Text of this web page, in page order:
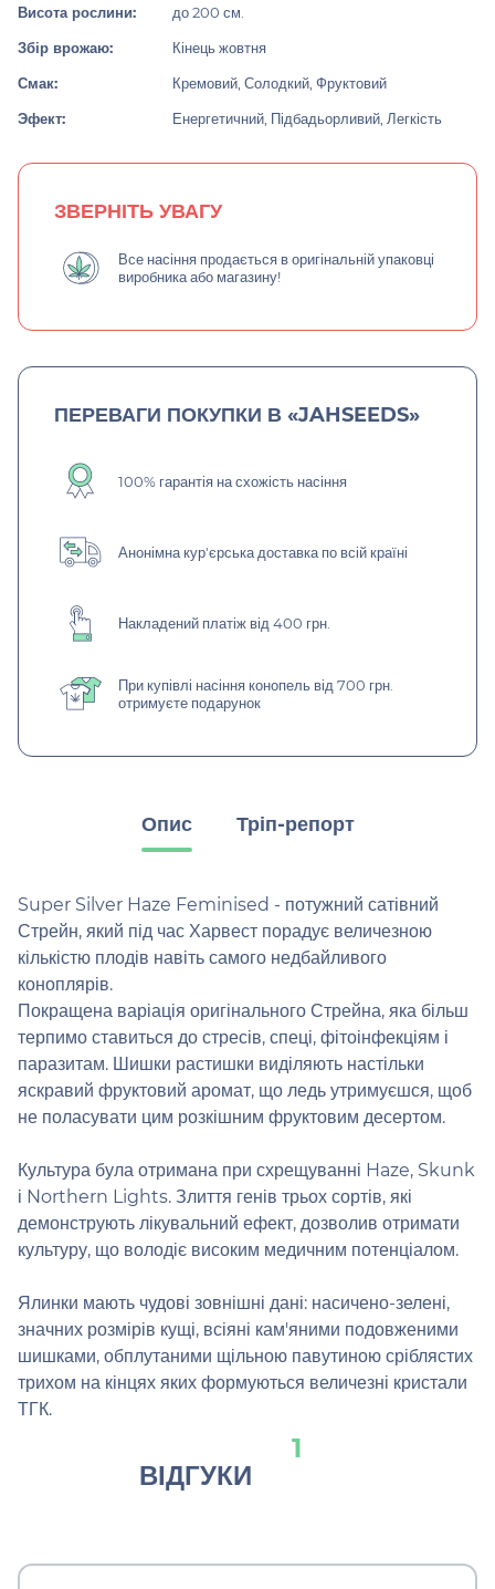
Висота рослини:
до 200 см.
Збір врожаю:
Кінець жовтня
Смак:
Кремовий, Солодкий, Фруктовий
Эфект:
Енергетичний, Підбадьорливий, Легкість
ЗВЕРНІТЬ УВАГУ
Все насіння продається в оригінальній упаковці
виробника або магазину!
ПЕРЕВАГИ ПОКУПКИ В «JAHSEEDS»
100% гарантія на схожість насіння
Анонімна кур'єрська доставка по всій країні
Накладений платіж від 400 грн.
При купівлі насіння конопель від 700 грн.
отримуєте подарунок
Опис Тріп-репорт
Super Silver Haze Feminised - потужний сатівний
Стрейн, який під час Харвест порадує величезною
кількістю плодів навіть самого недбайливого
коноплярів.
Покращена варіація оригінального Стрейна, яка більш
терпимо ставиться до стресів, спеці, фітоінфекціям і
паразитам. Шишки растишки виділяють настільки
яскравий фруктовий аромат, що ледь утримуєшся, щоб
не поласувати цим розкішним фруктовим десертом.
Культура була отримана при схрещуванні Haze, Skunk
і Northern Lights. Злиття генів трьох сортів, які
демонструють лікувальний ефект, дозволив отримати
культуру, що володіє високим медичним потенціалом.
Ялинки мають чудові зовнішні дані: насичено-зелені,
значних розмірів кущі, всіяні кам'яними подовженими
шишками, обплутаними щільною павутиною сріблястих
трихом на кінцях яких формуються величезні кристали
ТГК.
ВІДГУКИ
1